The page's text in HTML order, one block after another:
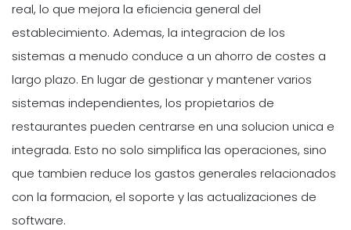
real, lo que mejora la eficiencia general del
establecimiento. Ademas, la integracion de los
sistemas a menudo conduce a un ahorro de costes a
largo plazo. En lugar de gestionar y mantener varios
sistemas independientes, los propietarios de
restaurantes pueden centrarse en una solucion unica e
integrada. Esto no solo simplifica las operaciones, sino
que tambien reduce los gastos generales relacionados
con la formacion, el soporte y las actualizaciones de
software.